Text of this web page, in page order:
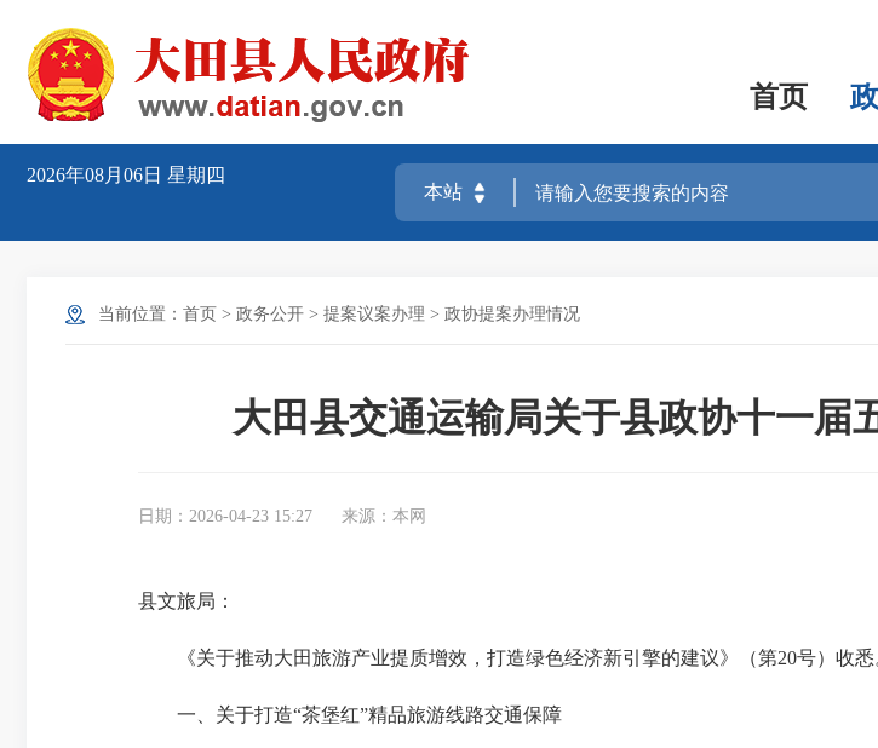
首页
2026年08月06日 星期四
当前位置： 首页 > 政务公开 > 提案议案办理 > 政协提案办理情况
大田县交通运输局关于县政协十一届
日期：2026-04-23 15:27 来源：本网
县文旅局：
《关于推动大田旅游产业提质增效，打造绿色经济新引擎的建议》（第20号）收
一、 关于打造“茶堡红”精品旅游线路交通保障